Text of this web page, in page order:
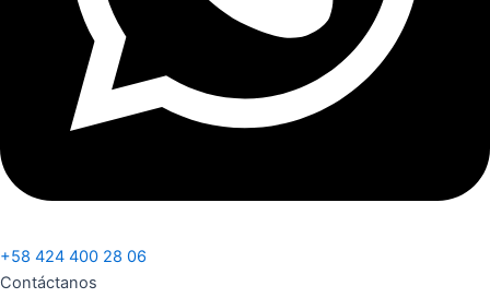
+58 424 400 28 06
Contáctanos